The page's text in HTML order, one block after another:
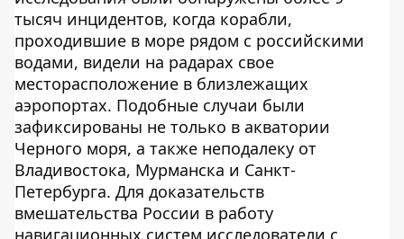
тысяч инцидентов, когда корабли,
проходившие в море рядом с российскими
водами, видели на радарах свое
месторасположение в близлежащих
аэропортах. Подобные случаи были
зафиксированы не только в акватории
Черного моря, а также неподалеку от
Владивостока, Мурманска и Санкт-
Петербурга. Для доказательств
вмешательства России в работу
навигационных систем исследователи с